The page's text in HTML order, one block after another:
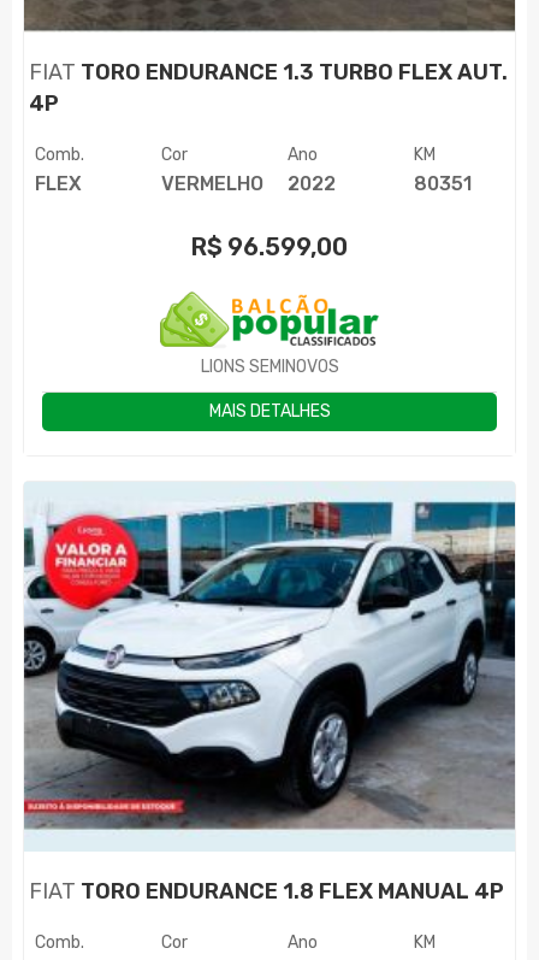
FIAT TORO ENDURANCE 1.3 TURBO FLEX AUT.
4P
Comb.
FLEX
Cor
VERMELHO
Ano
2022
KM
80351
R$ 96.599,00
LIONS SEMINOVOS
MAIS DETALHES
FIAT TORO ENDURANCE 1.8 FLEX MANUAL 4P
Comb. Cor Ano KM